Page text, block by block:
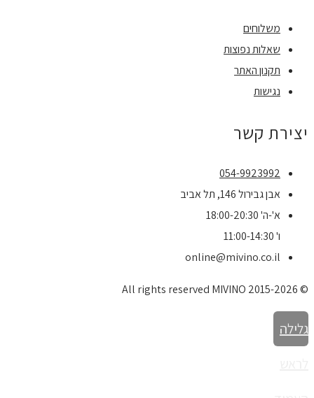
משלוחים
שאלות נפוצות
תקנון האתר
נגישות
יצירת קשר
054-9923992
אבן גבירול 146, תל אביב
א'-ה' 18:00-20:30
ו' 11:00-14:30
online@mivino.co.il
© All rights reserved MIVINO 2015-2026
גלילה